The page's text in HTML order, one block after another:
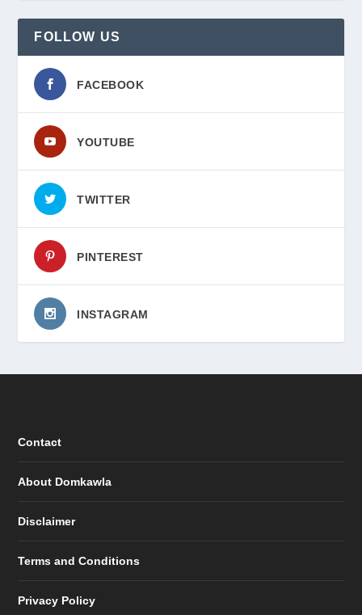
FOLLOW US
FACEBOOK
YOUTUBE
TWITTER
PINTEREST
INSTAGRAM
Contact
About Domkawla
Disclaimer
Terms and Conditions
Privacy Policy